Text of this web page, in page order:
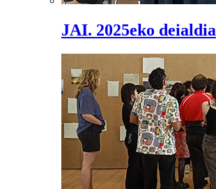
JAI. 2025eko deialdia